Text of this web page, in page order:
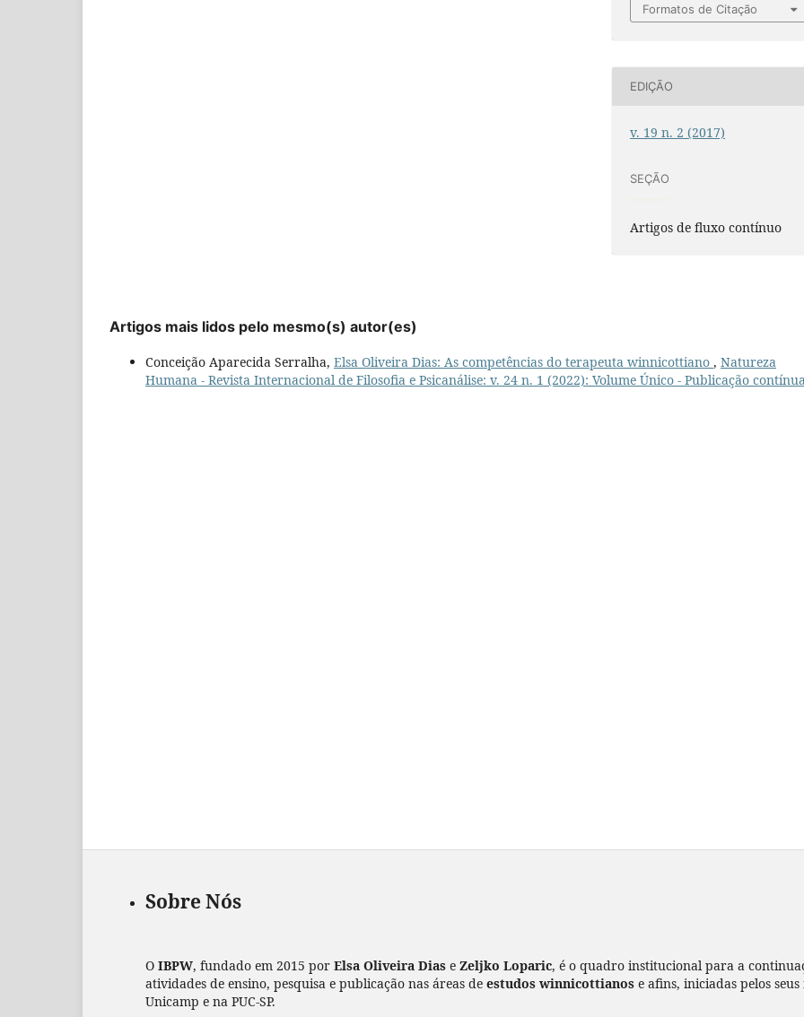
Formatos de Citação
EDIÇÃO
v. 19 n. 2 (2017)
SEÇÃO
Artigos de fluxo contínuo
Artigos mais lidos pelo mesmo(s) autor(es)
Conceição Aparecida Serralha, Elsa Oliveira Dias: As competências do terapeuta winnicottiano , Natureza
Humana - Revista Internacional de Filosofia e Psicanálise: v. 24 n. 1 (2022): Volume Único - Publicação
Sobre Nós
O IBPW, fundado em 2015 por Elsa Oliveira Dias e Zeljko Loparic, é o quadro institucional para a
atividades de ensino, pesquisa e publicação nas áreas de estudos winnicottianos e afins, iniciadas pelos
Unicamp e na PUC-SP.